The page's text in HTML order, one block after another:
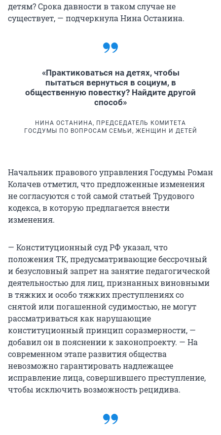
детям? Срока давности в таком случае не
существует, — подчеркнула Нина Останина.
«Практиковаться на детях, чтобы
пытаться вернуться в социум, в
общественную повестку? Найдите другой
способ»
НИНА ОСТАНИНА, ПРЕДСЕДАТЕЛЬ КОМИТЕТА
ГОСДУМЫ ПО ВОПРОСАМ СЕМЬИ, ЖЕНЩИН И ДЕТЕЙ
Начальник правового управления Госдумы Роман
Колачев отметил, что предложенные изменения
не согласуются с той самой статьей Трудового
кодекса, в которую предлагается внести
изменения.
— Конституционный суд РФ указал, что
положения ТК, предусматривающие бессрочный
и безусловный запрет на занятие педагогической
деятельностью для лиц, признанных виновными
в тяжких и особо тяжких преступлениях со
снятой или погашенной судимостью, не могут
рассматриваться как нарушающие
конституционный принцип соразмерности, —
добавил он в пояснении к законопроекту. — На
современном этапе развития общества
невозможно гарантировать надлежащее
исправление лица, совершившего преступление,
чтобы исключить возможность рецидива.